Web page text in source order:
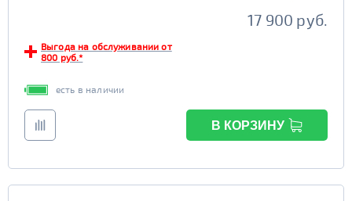
17 900 руб.
Выгода на обслуживании от
800 руб.*
есть в наличии
В КОРЗИНУ